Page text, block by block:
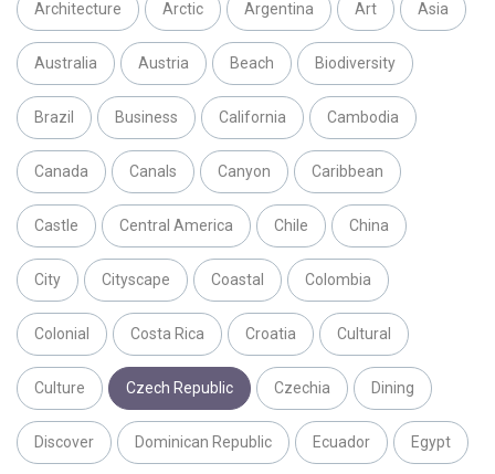
Architecture Arctic Argentina Art Asia
Australia Austria Beach Biodiversity
Brazil Business California Cambodia
Canada Canals Canyon Caribbean
Castle Central America Chile China
City Cityscape Coastal Colombia
Colonial Costa Rica Croatia Cultural
Culture Czech Republic Czechia Dining
Discover Dominican Republic Ecuador Egypt